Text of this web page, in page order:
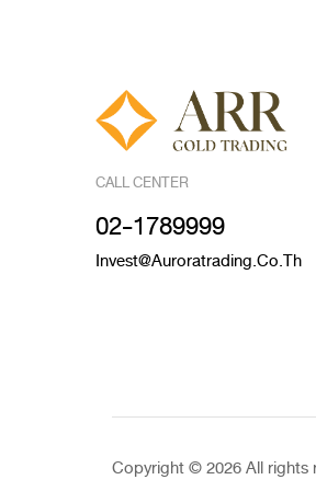
CALL CENTER
02-1789999
Invest@auroratrading.co.th
Copyright ©2026 All rights